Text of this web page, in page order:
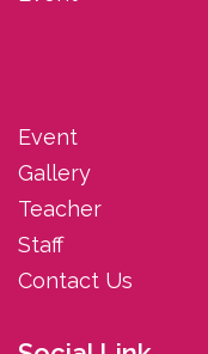
Event
Gallery
Teacher
Staff
Contact Us